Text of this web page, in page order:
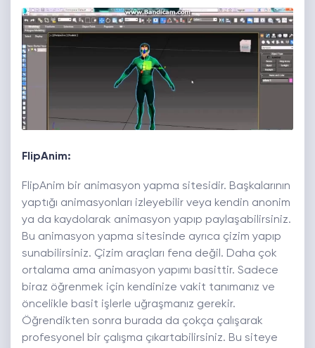
FlipAnim:
FlipAnim bir animasyon yapma sitesidir. Başkalarının
yaptığı animasyonları izleyebilir veya kendin anonim
ya da kaydolarak animasyon yapıp paylaşabilirsiniz.
Bu animasyon yapma sitesinde ayrıca çizim yapıp
sunabilirsiniz. Çizim araçları fena değil. Daha çok
ortalama ama animasyon yapımı basittir. Sadece
biraz öğrenmek için kendinize vakit tanımanız ve
öncelikle basit işlerle uğraşmanız gerekir.
Öğrendikten sonra burada da çokça çalışarak
profesyonel bir çalışma çıkartabilirsiniz. Bu siteye